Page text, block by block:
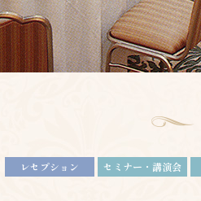
レセプション セミナー・講演会